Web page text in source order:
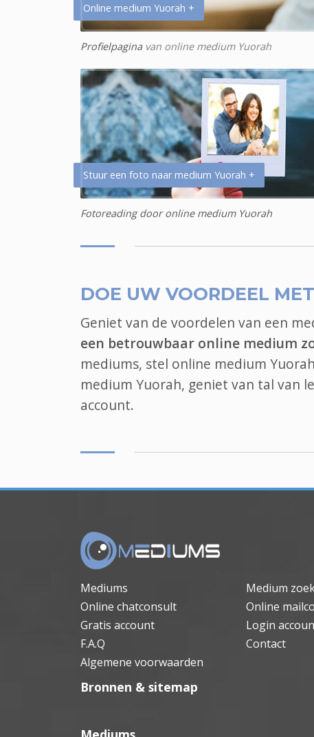
Online medium Yuorah +
Profielpaginavan online medium Yuorah
Stuur een foto naar medium Yuorah +
Fotoreading door online medium Yuorah
DOE UW VOORDEEL
Geniet van de voordelen van een
een betrouwbaar online medium
mediums, stel online medium
medium Yuorah, geniet van tal van
account.
Mediums Medium
Online chatconsult
Online
Gratis account
Login
F.A.Q
Contact
Algemene voorwaarden
Bronnen & sitemap